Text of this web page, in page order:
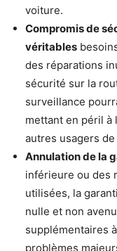
voiture.
Compromis de
véritables
des réparations
sécurité sur la
surveillance
mettant en péril
autres usagers
Annulation de la
inférieure ou des
utilisées, la
nulle et non
supplémentaires
problèmes